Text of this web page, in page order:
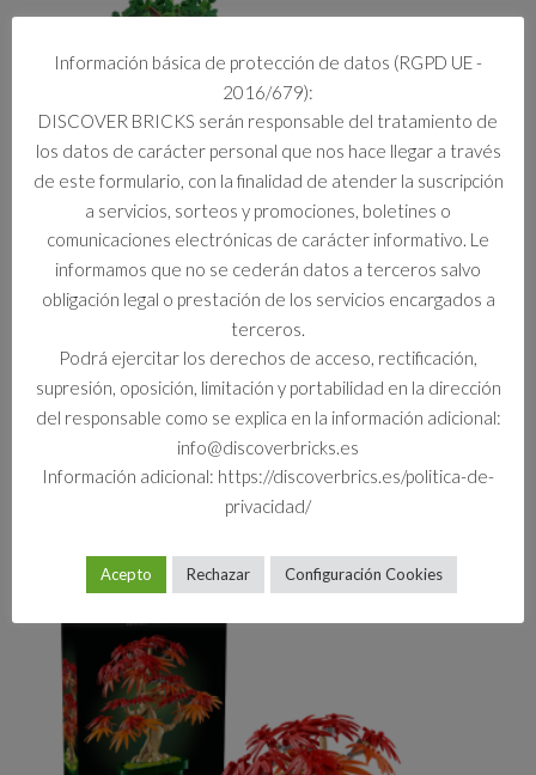
10281 BONSÁI
Información básica de protección de datos (RGPD UE -
2016/679):
DISCOVER BRICKS serán responsable del tratamiento de
los datos de carácter personal que nos hace llegar a través
de este formulario, con la finalidad de atender la suscripción
a servicios, sorteos y promociones, boletines o
comunicaciones electrónicas de carácter informativo. Le
informamos que no se cederán datos a terceros salvo
obligación legal o prestación de los servicios encargados a
terceros.
Podrá ejercitar los derechos de acceso, rectificación,
supresión, oposición, limitación y portabilidad en la dirección
del responsable como se explica en la información adicional:
info@discoverbricks.es
Información adicional: https://discoverbrics.es/politica-de-
privacidad/
Acepto Rechazar Configuración Cookies